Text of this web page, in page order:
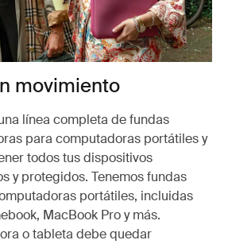
movimiento
línea completa de fundas
para computadoras portátiles y
todos tus dispositivos
y protegidos. Tenemos fundas
portátiles, incluidas
MacBook Pro y más.
o tableta debe quedar